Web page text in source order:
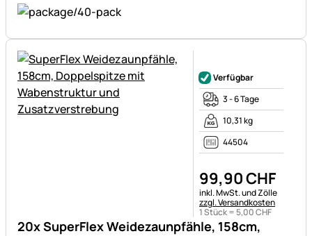
20x SuperFlex Weidezaunpfähle, 158cm,
Verfügbar
3 - 6 Tage
10,31 kg
44504
99,90CHF
Steuerhinweis:
inkl. MwSt. und Zölle
zzgl. Versandkosten
1 Stück = 5,00CHF